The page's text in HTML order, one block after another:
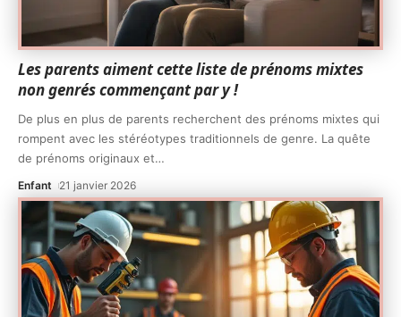
Les parents aiment cette liste de prénoms mixtes
non genrés commençant par y !
De plus en plus de parents recherchent des prénoms mixtes qui
rompent avec les stéréotypes traditionnels de genre. La quête
de prénoms originaux et…
Enfant 21 janvier 2026